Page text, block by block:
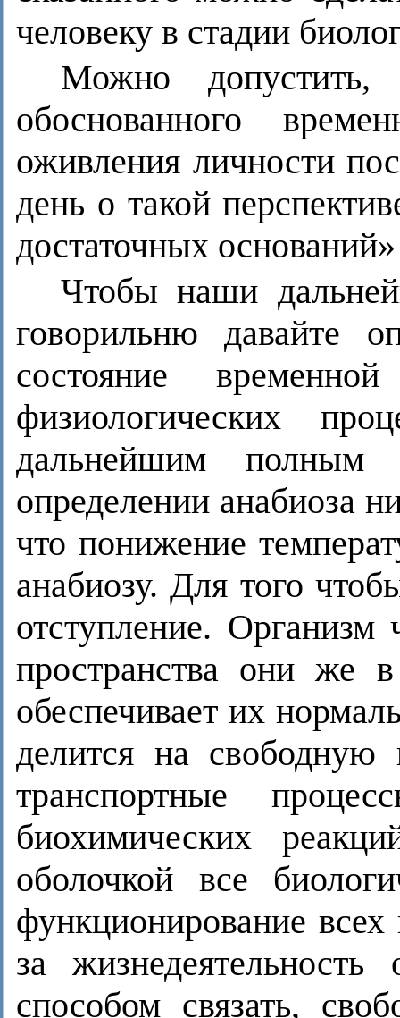
человеку в стадии
Можно
обоснованного
оживления личности
день о такой
достаточных оснований»
Чтобы наши
говорильню давайте
состояние
физиологических
дальнейшим полным
определении анабиоза
что понижение
анабиозу. Для того
отступление. Организм
пространства они же
обеспечивает их
делится на свободную
транспортные
биохимических
оболочкой все
функционирование
за
способом связать,